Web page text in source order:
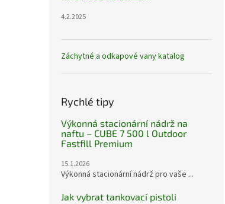
4.2.2025
Záchytné a odkapové vany katalog
Rychlé tipy
Výkonná stacionární nádrž na
naftu – CUBE 7 500 l Outdoor
Fastfill Premium
15.1.2026
Výkonná stacionární nádrž pro vaše ...
Jak vybrat tankovací pistoli